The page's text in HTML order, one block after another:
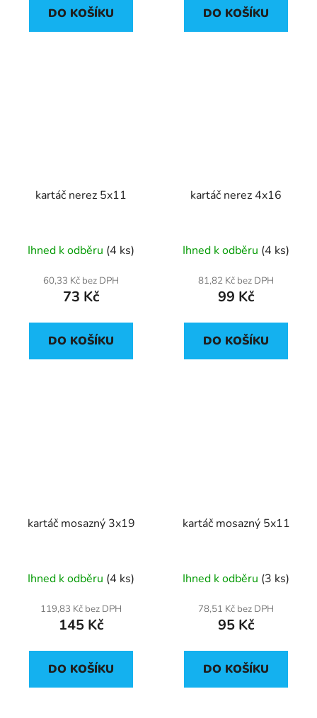
DO KOŠÍKU DO KOŠÍKU
kartáč nerez 5x11
Ihned k odběru (4 ks)
60,33 Kč bez DPH
73 Kč
DO KOŠÍKU
kartáč nerez 4x16
Ihned k odběru (4 ks)
81,82 Kč bez DPH
99 Kč
DO KOŠÍKU
kartáč mosazný 3x19
Ihned k odběru (4 ks)
119,83 Kč bez DPH
145 Kč
DO KOŠÍKU
kartáč mosazný 5x11
Ihned k odběru (3 ks)
78,51 Kč bez DPH
95 Kč
DO KOŠÍKU